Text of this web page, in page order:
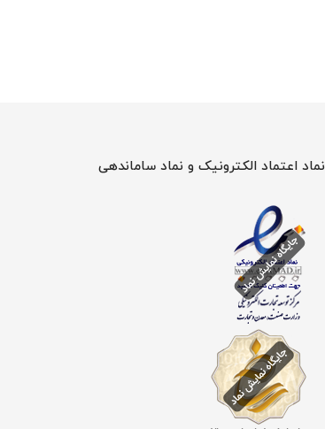
نماد اعتماد الکترونیک و نماد ساماندهی